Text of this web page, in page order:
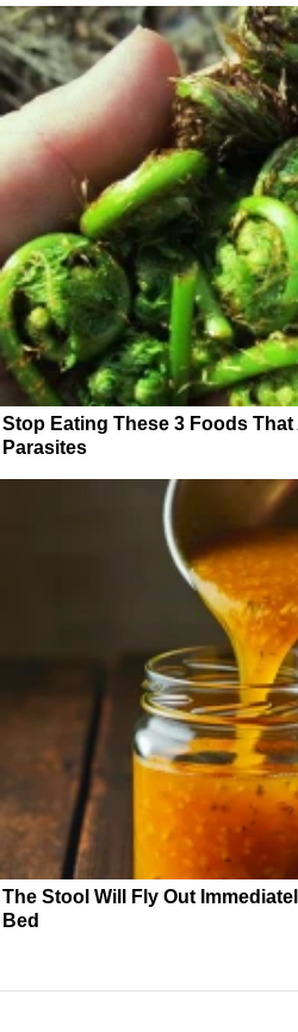
Stop Eating These 3 Foods
Parasites
The Stool Will Fly Out
Bed